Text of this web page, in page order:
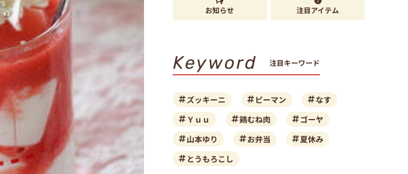
お知らせ 注目アイテム
Keyword 注目キーワード
ズッキーニ ピーマン
なす
Ｙｕｕ
鶏むね肉
ゴーヤ
山本ゆり
お弁当
夏休み
とうもろこし